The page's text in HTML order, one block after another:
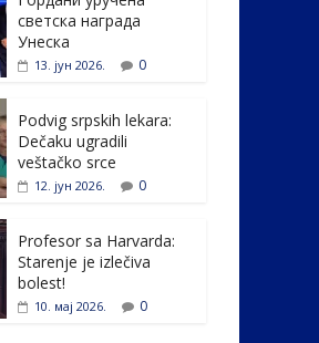
e
dI
n
e
светска награда
Унеска
13. јун 2026. 0
Podvig srpskih lekara:
Dečaku ugradili
veštačko srce
12. јун 2026. 0
Profesor sa Harvarda:
Starenje je izlečiva
bolest!
10. мај 2026. 0